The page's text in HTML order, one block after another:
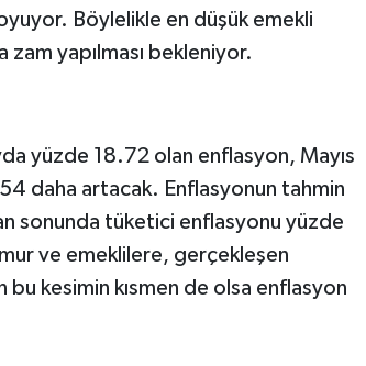
Böylelikle en düşük emekli
zam yapılması bekleniyor.
yüzde 18.72 olan enflasyon, Mayıs
daha artacak. Enflasyonun tahmin
sonunda tüketici enflasyonu yüzde
ve emeklilere, gerçekleşen
bu kesimin kısmen de olsa enflasyon